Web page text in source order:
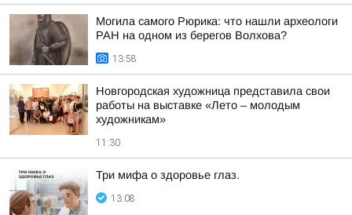
Могила самого Рюрика: что нашли археологи
РАН на одном из берегов Волхова?
13:58
Новгородская художница представила свои
работы на выставке «Лето – молодым
художникам»
11:30
Три мифа о здоровье глаз.
13:08